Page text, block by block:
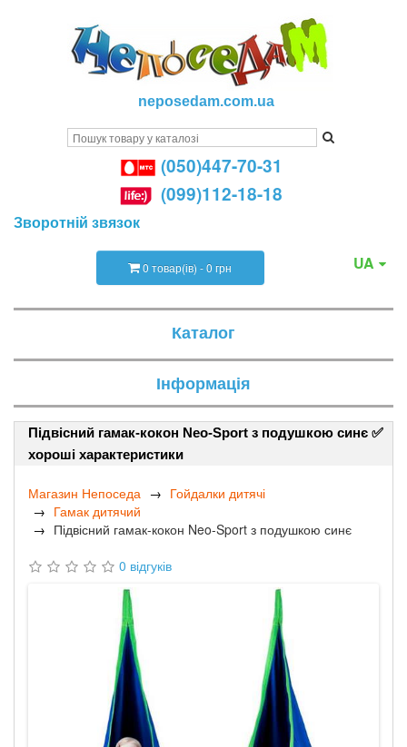
neposedam.com.ua
(050)447-70-31
(099)112-18-18
Зворотній звязок
UA
0 товар(ів) - 0 грн
Каталог
Інформація
Підвісний гамак-кокон Neo-Sport з подушкою синє ✅
хороші характеристики
Магазин Непоседа
Гойдалки дитячі
Гамак дитячий
Підвісний гамак-кокон Neo-Sport з подушкою синє
0 відгуків